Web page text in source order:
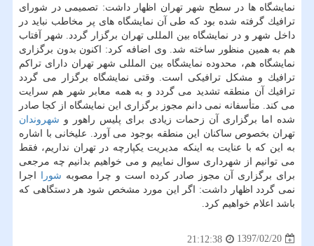
نمایشگاه ها در سطح شهر تهران اظهار داشت: تصمیمی در شورای
ترافیك گرفته شده بود كه طی آن نمایشگاه های پر مخاطب نباید در
داخل شهر و در نمایشگاه بین المللی تهران برگزار گردد. شهر آفتاب
هم به همین منظور ساخته شد. وی اضافه كرد: اكنون بدون برگزاری
نمایشگاه هم، محدوده نمایشگاه بین المللی شهر تهران دارای تراكم
ترافیك و مشكل ترافیكی است. وقتی نمایشگاه برگزار می گردد
ترافیك آن منطقه تشدید می گردد و به همه معابر شهر هم سرایت
می كند. متأسفانه نمی دانم مجوز برگزاری این نمایشگاه از كجا صادر
شده اما برگزاری آن زحمات زیادی برای پلیس راهور و شهروندان
تهران بخصوص ساكنان این منطقه بوجود می آورد. علیخانی با اشاره
به این كه با عنایت به اینكه مدیریت یكپارچه در تهران نداریم، فقط
می توانیم از شهرداری سوال نماییم و می خواهیم بدانیم چه مرجعی
برای برگزاری آن مجوز صادر كرده است و چرا مصوبه شورا
اجرا
نمی گردد اظهار داشت: اگر این مورد مشخص شود هر دستگاهی كه
باشد اعلام خواهیم كرد.
1397/02/20
21:12:38